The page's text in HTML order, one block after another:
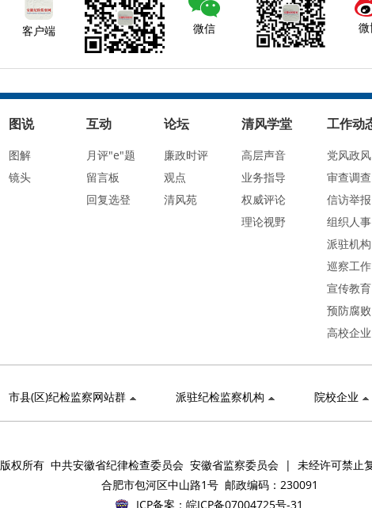
客户端 微信 微
图说
图解
镜头
互动
月评"e"题
留言板
回复选登
论坛
廉政时评
观点
清风苑
清风学堂
高层声音
业务指导
权威评论
理论视野
工作动
党风政风
审查调查
信访举报
组织人事
派驻机构
巡察工作
宣传教育
预防腐败
高校企业
市县(区)纪检监察网站群 派驻纪检监察机构 院校企业
版权所有 中共安徽省纪律检查委员会 安徽省监察委员会 | 未经许可禁止
合肥市包河区中山路1号 邮政编码：230091
ICP备案： 皖ICP备07004725号-31